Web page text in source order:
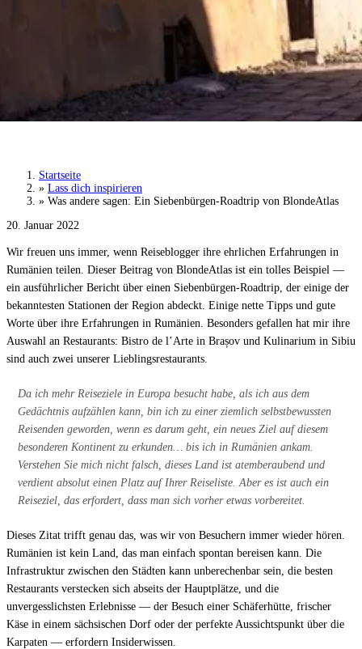
Was andere sagen: Ein Siebenbürgen-Roadtrip
Startseite
» Lass dich inspirieren
» Was andere sagen: Ein Siebenbürgen-Roadtrip von BlondeAtlas
20. Januar 2022
Wir freuen uns immer, wenn Reiseblogger ihre ehrlichen Erfahrungen in
Rumänien teilen. Dieser Beitrag von BlondeAtlas ist ein tolles Beispiel —
ein ausführlicher Bericht über einen Siebenbürgen-Roadtrip, der einige der
bekanntesten Stationen der Region abdeckt. Einige nette Tipps und gute
Worte über ihre Erfahrungen in Rumänien. Besonders gefallen hat mir ihre
Auswahl an Restaurants: Bistro de l’Arte in Brașov und Kulinarium in Sibiu
sind auch zwei unserer Lieblingsrestaurants.
Da ich mehr Reiseziele in Europa besucht habe, als ich aus dem
Gedächtnis aufzählen kann, bin ich zu einer ziemlich selbstbewussten
Reisenden geworden, wenn es darum geht, ein neues Ziel auf diesem
besonderen Kontinent zu erkunden… bis ich in Rumänien ankam.
Verstehen Sie mich nicht falsch, dieses Land ist atemberaubend und
verdient absolut einen Platz auf Ihrer Reiseliste. Aber es ist auch ein
Reiseziel, das erfordert, dass man sich vorher etwas vorbereitet.
Dieses Zitat trifft genau das, was wir von Besuchern immer wieder hören.
Rumänien ist kein Land, das man einfach spontan bereisen kann. Die
Infrastruktur zwischen den Städten kann unberechenbar sein, die besten
Restaurants verstecken sich abseits der Hauptplätze, und die
unvergesslichsten Erlebnisse — der Besuch einer Schäferhütte, frischer
Käse in einem sächsischen Dorf oder der perfekte Aussichtspunkt über die
Karpaten — erfordern Insiderwissen.